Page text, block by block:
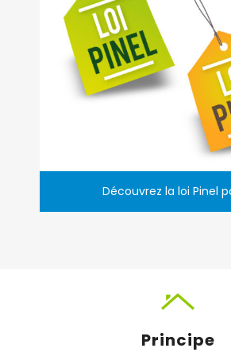
Découvrez la loi Pinel
Principe